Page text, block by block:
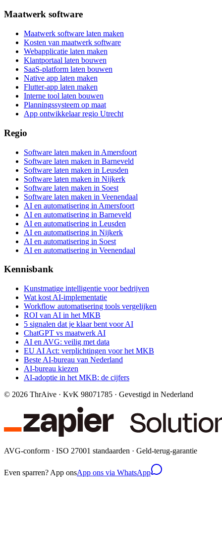
Maatwerk software
Maatwerk software laten maken
Kosten van maatwerk software
Webapplicatie laten maken
Klantportaal laten bouwen
SaaS-platform laten bouwen
Native app laten maken
Flutter-app laten maken
Interne tool laten bouwen
Planningssysteem op maat
App ontwikkelaar regio Utrecht
Regio
Software laten maken in Amersfoort
Software laten maken in Barneveld
Software laten maken in Leusden
Software laten maken in Nijkerk
Software laten maken in Soest
Software laten maken in Veenendaal
AI en automatisering in Amersfoort
AI en automatisering in Barneveld
AI en automatisering in Leusden
AI en automatisering in Nijkerk
AI en automatisering in Soest
AI en automatisering in Veenendaal
Kennisbank
Kunstmatige intelligentie voor bedrijven
Wat kost AI-implementatie
Workflow automatisering tools vergelijken
ROI van AI in het MKB
5 signalen dat je klaar bent voor AI
ChatGPT vs maatwerk AI
AI en AVG: veilig met data
EU AI Act: verplichtingen voor het MKB
Beste AI-bureau van Nederland
AI-bureau kiezen
AI-adoptie in het MKB: de cijfers
© 2026 ThrAive · KvK 98071785 · Gevestigd in Nederland
AVG-conform · ISO 27001 standaarden · Geld-terug-garantie
Even sparren? App onsApp ons via WhatsApp